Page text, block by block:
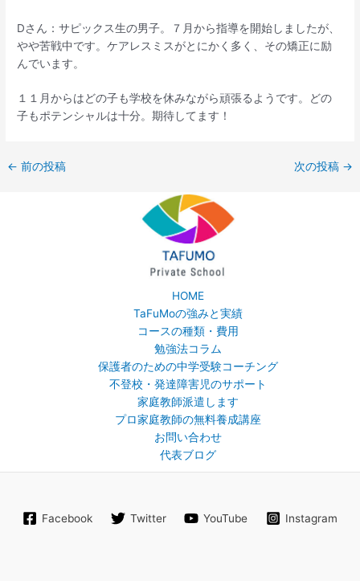
Dさん：サピックス生の男子。７月から指導を開始しましたが、
やや苦戦中です。ケアレスミスがとにかく多く、その矯正に励
んでいます。
１１月からはどの子も学校を休みながら頑張るようです。どの
子もポテンシャルは十分。期待してます！
← 前の投稿 次の投稿 →
HOME
TaFuMoの強みと実績
コースの種類・費用
勉強法コラム
保護者のための中学受験コーチング
不登校・発達障害児のサポート
家庭教師派遣します
プロ家庭教師の無料養成講座
お問い合わせ
代表ブログ
Facebook Twitter YouTube Instagram